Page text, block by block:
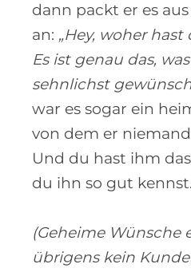
dann packt er es
an: „Hey, woher
Es ist genau das,
sehnlichst
war es sogar ein
von dem er
Und du hast ihm
du ihn so gut
(Geheime Wünsche
übrigens kein